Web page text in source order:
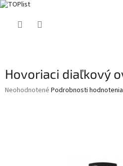
Hovoriaci diaľkový
Priemerné
Neohodnotené Podrobnosti hodnotenia